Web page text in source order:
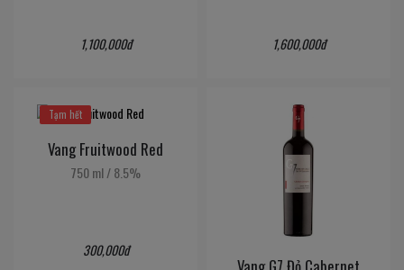
1,100,000đ 1,600,000đ
Tạm hết
Vang Fruitwood Red
750 ml/8.5%
300,000đ